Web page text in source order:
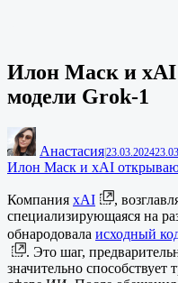
Илон Маск и
модели Grok-1
Анастасия23.03.2024
Илон Маск и xAI
Компания xAI
,
специализирующаяся на
обнародовала исходный
. Это шаг,
значительно способствует